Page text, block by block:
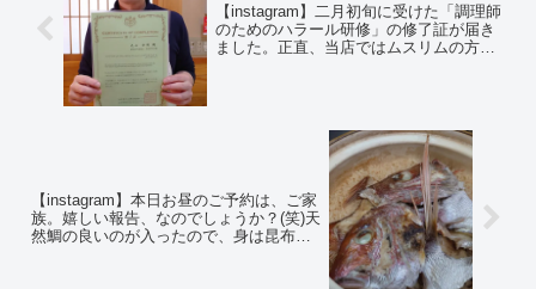
【instagram】二月初旬に受けた「調理師
のためのハラール研修」の修了証が届き
ました。正直、当店ではムスリムの方に
たいへん勉強になりました。
【instagram】本日お昼のご予約は、ご家
族。嬉しい報告、なのでしょうか？(笑)天
然鯛の良いのが入ったので、身は昆布〆